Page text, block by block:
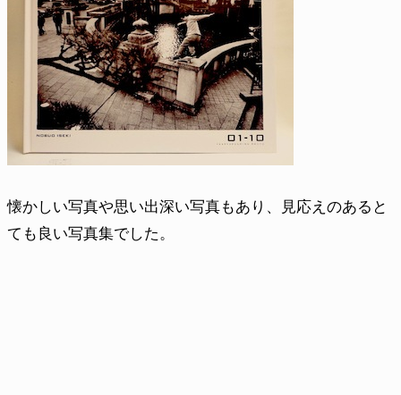
懐かしい写真や思い出深い写真もあり、見応えのあると
ても良い写真集でした。